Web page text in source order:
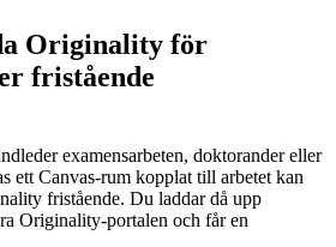
Originality för
fristående
examensarbeten, doktorander eller
ett Canvas-rum kopplat till arbetet kan
fristående. Du laddar då upp
Originality-portalen och får en